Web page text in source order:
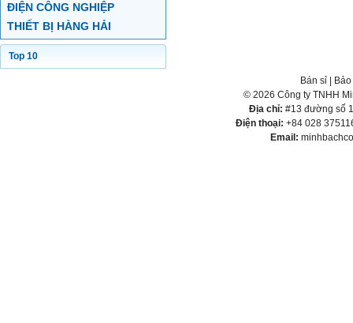
ĐIỆN CÔNG NGHIỆP
THIẾT BỊ HÀNG HẢI
Top 10
Bán sỉ
© 2026 Công ty TNHH
Địa chỉ: #13 đường số
Điện thoại: +84 028
Email: